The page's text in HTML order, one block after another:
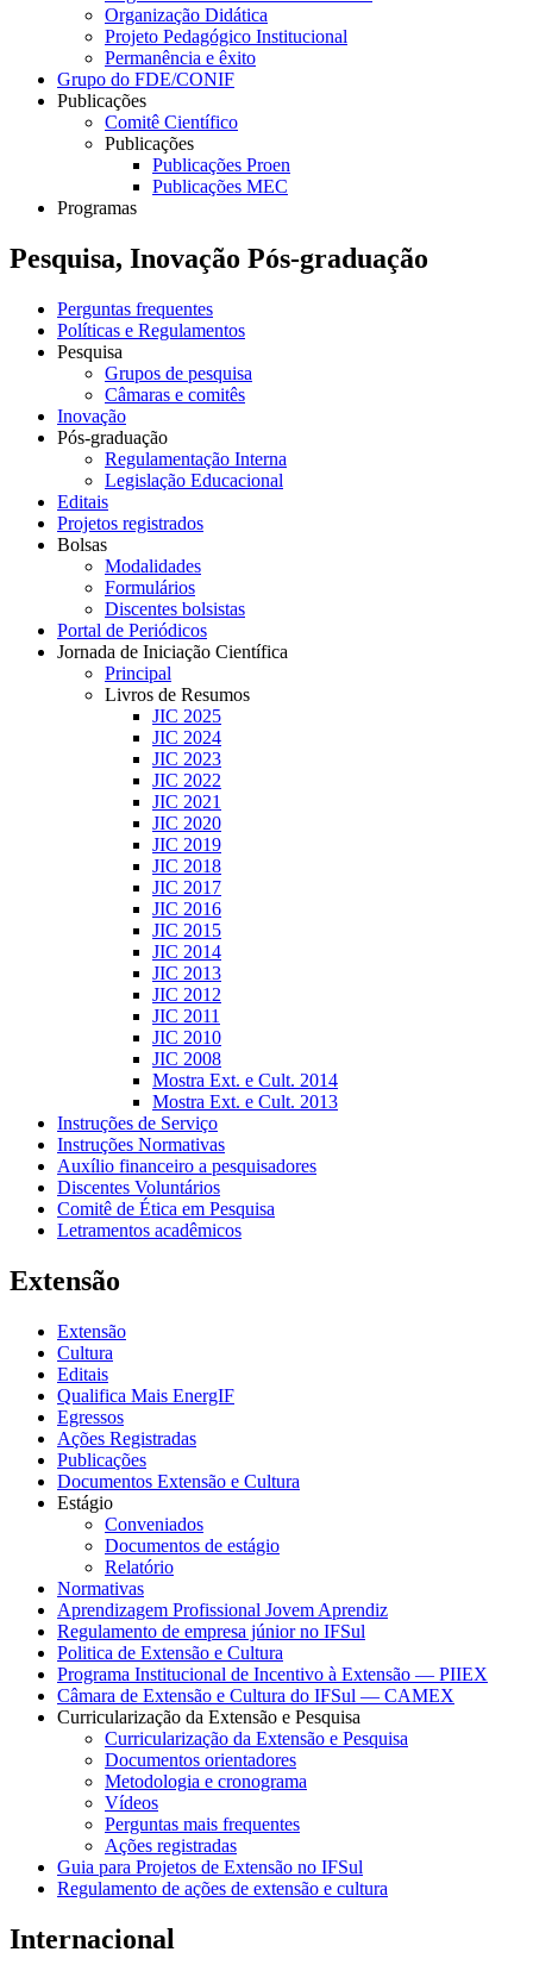
Organização Didática
Projeto Pedagógico Institucional
Permanência e êxito
Grupo do FDE/CONIF
Publicações
Comitê Científico
Publicações
Publicações Proen
Publicações MEC
Programas
Pesquisa, Inovação Pós-graduação
Perguntas frequentes
Políticas e Regulamentos
Pesquisa
Grupos de pesquisa
Câmaras e comitês
Inovação
Pós-graduação
Regulamentação Interna
Legislação Educacional
Editais
Projetos registrados
Bolsas
Modalidades
Formulários
Discentes bolsistas
Portal de Periódicos
Jornada de Iniciação Científica
Principal
Livros de Resumos
JIC 2025
JIC 2024
JIC 2023
JIC 2022
JIC 2021
JIC 2020
JIC 2019
JIC 2018
JIC 2017
JIC 2016
JIC 2015
JIC 2014
JIC 2013
JIC 2012
JIC 2011
JIC 2010
JIC 2008
Mostra Ext. e Cult. 2014
Mostra Ext. e Cult. 2013
Instruções de Serviço
Instruções Normativas
Auxílio financeiro a pesquisadores
Discentes Voluntários
Comitê de Ética em Pesquisa
Letramentos acadêmicos
Extensão
Extensão
Cultura
Editais
Qualifica Mais EnergIF
Egressos
Ações Registradas
Publicações
Documentos Extensão e Cultura
Estágio
Conveniados
Documentos de estágio
Relatório
Normativas
Aprendizagem Profissional Jovem Aprendiz
Regulamento de empresa júnior no IFSul
Politica de Extensão e Cultura
Programa Institucional de Incentivo à Extensão — PIIEX
Câmara de Extensão e Cultura do IFSul — CAMEX
Curricularização da Extensão e Pesquisa
Curricularização da Extensão e Pesquisa
Documentos orientadores
Metodologia e cronograma
Vídeos
Perguntas mais frequentes
Ações registradas
Guia para Projetos de Extensão no IFSul
Regulamento de ações de extensão e cultura
Internacional